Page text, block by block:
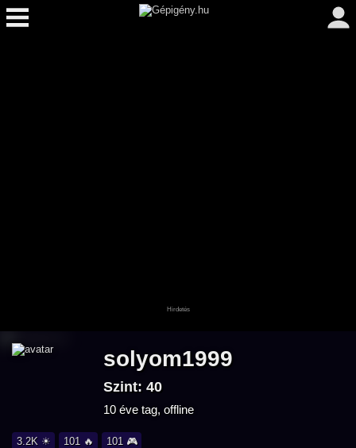
solyom1999
Szint: 40
10 éve tag, offline
3.2K ☀ 101 🔥 101 🎮